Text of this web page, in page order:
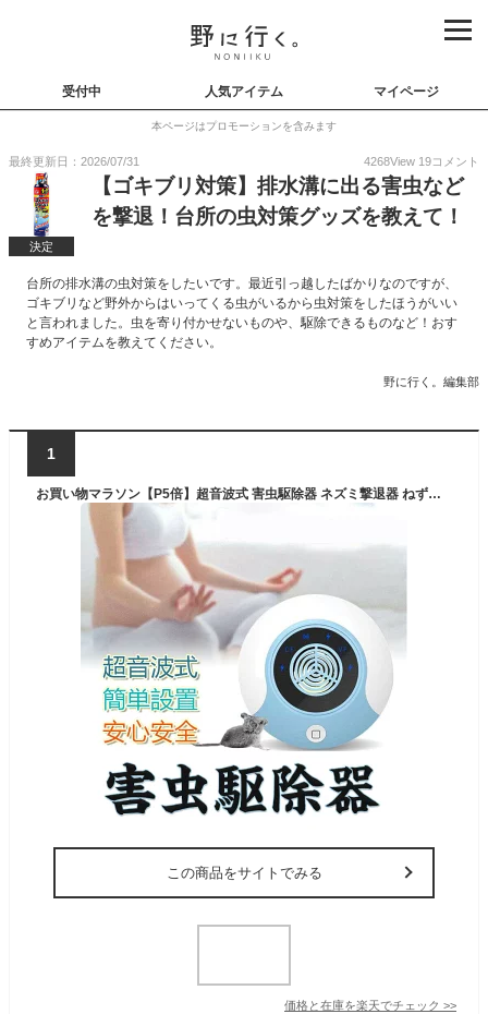
受付中 人気アイテム マイページ
本ページはプロモーションを含みます
最終更新日：2026/07/31 4268View 19コメント
決定
【ゴキブリ対策】排水溝に出る害虫など
を撃退！台所の虫対策グッズを教えて！
台所の排水溝の虫対策をしたいです。最近引っ越したばかりなのですが、
ゴキブリなど野外からはいってくる虫がいるから虫対策をしたほうがいい
と言われました。虫を寄り付かせないものや、駆除できるものなど！おす
すめアイテムを教えてください。
野に行く。編集部
1
お買い物マラソン【P5倍】超音波式 害虫駆除器 ネズミ撃退器 ねずみ駆除 虫除け 強力 高効率 ねずみ ダニ 蚊 ゴキブリ 駆除 室内 キッチン 車庫 無毒無臭 安心安全 簡単設置 害虫対策
この商品をサイトでみる
価格と在庫を楽天でチェック >>